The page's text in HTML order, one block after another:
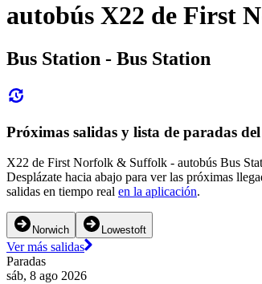
autobús X22 de First
Bus Station - Bus Station
Próximas salidas y lista de paradas
X22 de First Norfolk & Suffolk - autobús Bus
Desplázate hacia abajo para ver las próximas
salidas en tiempo real en la aplicación.
Norwich Lowestoft
Ver más salidas
Paradas
sáb, 8 ago 2026